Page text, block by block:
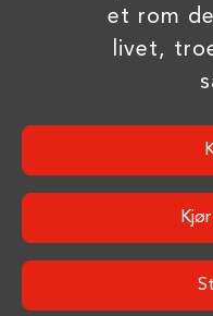
et rom
livet,